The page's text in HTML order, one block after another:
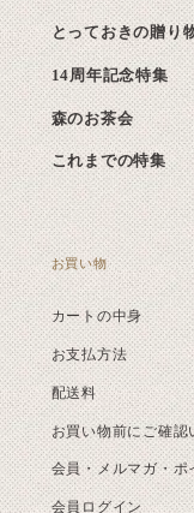
とっておきの贈り
14周年記念特集
森のお茶会
これまでの特集
お買い物
カートの中身
お支払方法
配送料
お買い物前にご確認
会員・メルマガ・ポ
会員ログイン